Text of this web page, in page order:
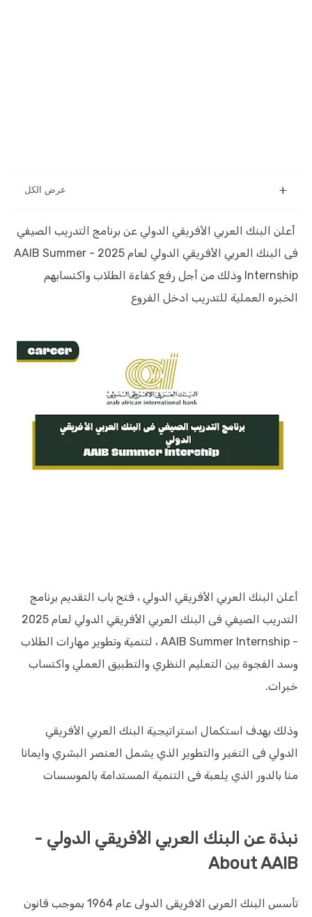
أعلن البنك العربي الأفريقي الدولي عن برنامج التدريب الصيفي
فى البنك العربي الأفريقي الدولي لعام 2025 - AAIB Summer
Internship وذلك من أجل رفع كفاءة الطلاب واكتسابهم
الخبره العملية للتدريب ادخل الفروع
أعلن البنك العربي الأفريقي الدولي ، فتح باب التقديم برنامج
التدريب الصيفي فى البنك العربي الأفريقي الدولي لعام 2025
- AAIB Summer Internship ، لتنمية وتطوير مهارات الطلاب
وسد الفجوة بين التعليم النظري والتطبيق العملي واكتساب
خبرات.
وذلك بهدف استكمال استراتيجية البنك العربي الأفريقي
الدولي فى التغير والتطوير الذي يشمل العنصر البشري وايمانا
منا بالدور الذي يلعبة فى التنمية المستدامة بالموسسات
نبذة عن البنك العربي الأفريقي الدولي -
About AAIB
تأسس البنك العربى الافريقى الدولى عام 1964 بموجب قانون